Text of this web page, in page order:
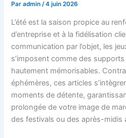
Paradmin/4 juin 2026
L’été est la saison propice au
d’entreprise et à la fidélisation
communication par l’objet, les
s’imposent comme des
hautement mémorisables.
éphémères, ces articles
moments de détente,
prolongée de votre image de
des festivals ou des après-midis